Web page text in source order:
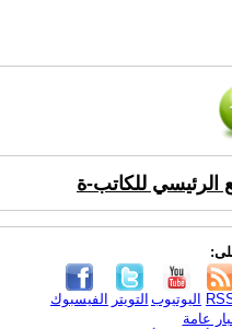
الرئيسي للكاتب-ة
الفيسبوك التويتر اليوتيوب
عامة